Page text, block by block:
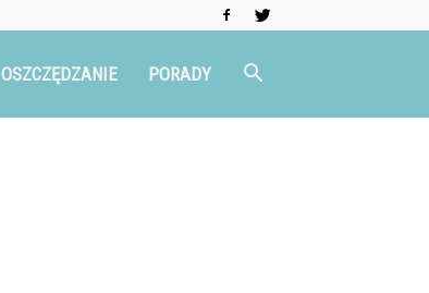
OSZCZĘDZANIE PORADY